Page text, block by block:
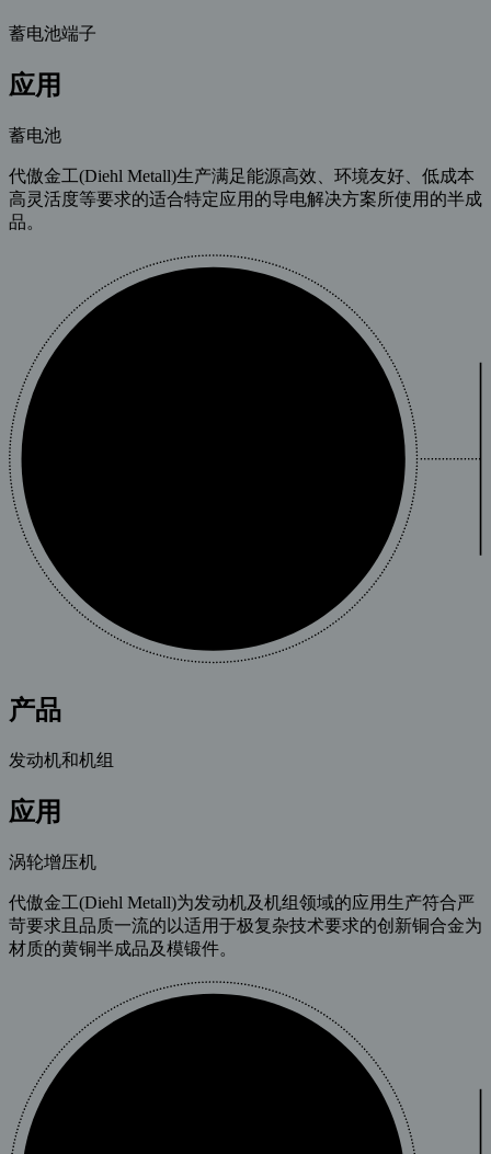
蓄电池端子
应用
蓄电池
代傲金工(Diehl Metall)生产满足能源高效、环境友好、低成本
高灵活度等要求的适合特定应用的导电解决方案所使用的半成
品。
产品
发动机和机组
应用
涡轮增压机
代傲金工(Diehl Metall)为发动机及机组领域的应用生产符合严
苛要求且品质一流的以适用于极复杂技术要求的创新铜合金为
材质的黄铜半成品及模锻件。